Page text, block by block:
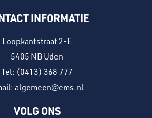
INFORMATIE
Loopkantstraat 2-E
5405 NB Uden
Tel: (0413) 368 777
algemeen@ems.nl
VOLG ONS